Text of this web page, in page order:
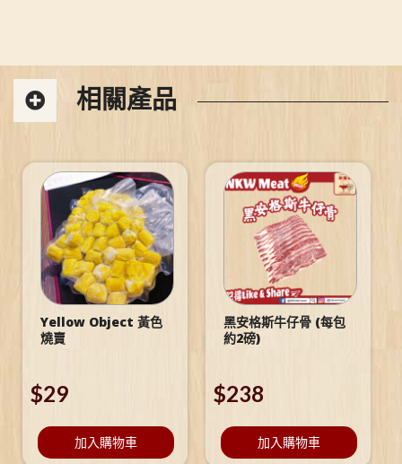
相關產品
Yellow Object 黃色
燒賣
$29
加入購物車
黑安格斯牛仔骨 (每包
約2磅)
$238
加入購物車